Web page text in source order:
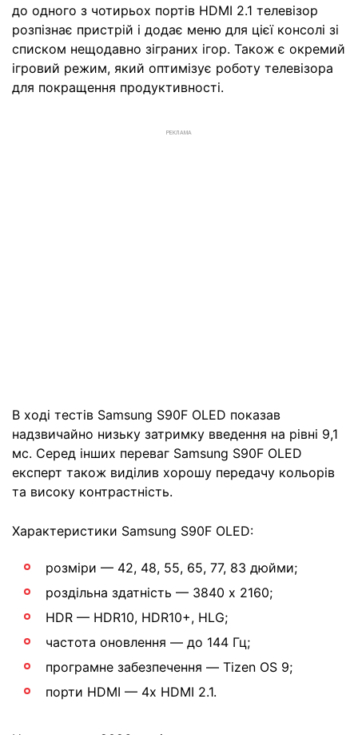
до одного з чотирьох портів HDMI 2.1 телевізор
розпізнає пристрій і додає меню для цієї консолі зі
списком нещодавно зіграних ігор. Також є окремий
ігровий режим, який оптимізує роботу телевізора
для покращення продуктивності.
РЕКЛАМА
В ході тестів Samsung S90F OLED показав
надзвичайно низьку затримку введення на рівні 9,1
мс. Серед інших переваг Samsung S90F OLED
експерт також виділив хорошу передачу кольорів
та високу контрастність.
Характеристики Samsung S90F OLED:
розміри — 42, 48, 55, 65, 77, 83 дюйми;
роздільна здатність — 3840 x 2160;
HDR — HDR10, HDR10+, HLG;
частота оновлення — до 144 Гц;
програмне забезпечення — Tizen OS 9;
порти HDMI — 4x HDMI 2.1.